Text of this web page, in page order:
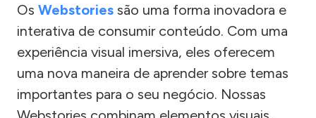
Os Webstories são uma forma inovadora e
interativa de consumir conteúdo. Com uma
experiência visual imersiva, eles oferecem
uma nova maneira de aprender sobre temas
importantes para o seu negócio. Nossas